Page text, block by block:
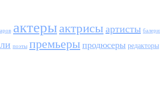
актерыактрисы артисты
поэты премьеры продюсеры редакторы